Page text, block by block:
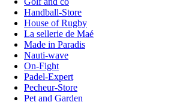
Handball-Store
House of Rugby
La sellerie de Maé
Made in Paradis
Nauti-wave
On-Fight
Padel-Expert
Pecheur-Store
Pet and Garden